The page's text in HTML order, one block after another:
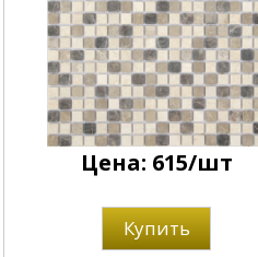
Цена: 615/шт
Купить